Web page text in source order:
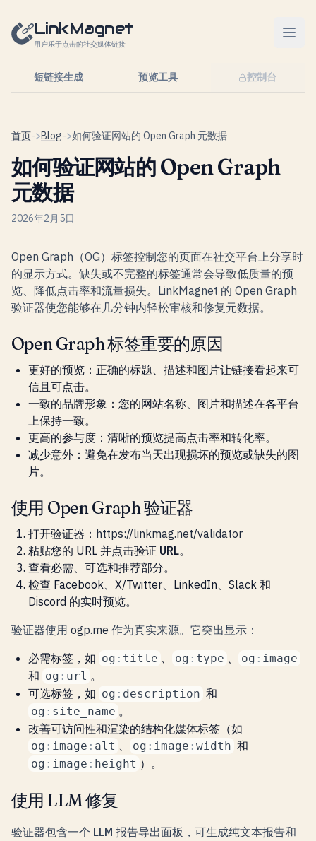
LinkMagnet
用户乐于点击的社交媒体链接
短链接生成 预览工具 控制台
首页->Blog->如何验证网站的 Open Graph 元数据
如何验证网站的 Open Graph
元数据
2026年2月5日
Open Graph（OG）标签控制您的页面在社交平台上分享时
的显示方式。缺失或不完整的标签通常会导致低质量的预
览、降低点击率和流量损失。LinkMagnet 的 Open Graph
验证器使您能够在几分钟内轻松审核和修复元数据。
Open Graph 标签重要的原因
更好的预览 ：正确的标题、描述和图片让链接看起来可
信且可点击。
一致的品牌形象 ：您的网站名称、图片和描述在各平台
上保持一致。
更高的参与度 ：清晰的预览提高点击率和转化率。
减少意外 ：避免在发布当天出现损坏的预览或缺失的图
片。
使用 Open Graph 验证器
打开验证器： https://linkmag.net/validator
粘贴您的 URL 并点击验证 URL。
查看必需、 可选和推荐部分。
检查 Facebook、X/Twitter、LinkedIn、Slack 和
Discord 的实时预览。
验证器使用 ogp.me 作为真实来源。它突出显示：
必需标签，如 og : title 、 og : type 、 og : image
和 og : url 。
可选标签，如 og : description 和
og : site_name 。
改善可访问性和渲染的结构化媒体标签（如
og : image : alt 、 og : image : width 和
og : image : height ）。
使用 LLM 修复
验证器包含一个 LLM 报告导出面板，可生成纯文本报告和